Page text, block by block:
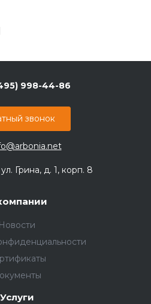
998-44-86
звонок
Грина, д. 1, корп. 8
Новости
Услуги